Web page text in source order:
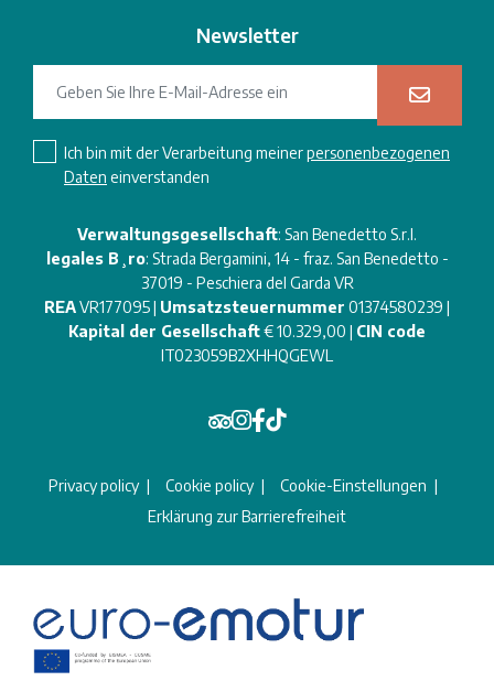
Newsletter
Ich bin mit der Verarbeitung meinerpersonenbezogenen
Daten einverstanden
Verwaltungsgesellschaft: San Benedetto S.r.l.
legales B¸ro: Strada Bergamini, 14 - fraz. San Benedetto -
37019 - Peschiera del Garda VR
REAVR177095 | Umsatzsteuernummer 01374580239 |
Kapital der Gesellschaft€ 10.329,00 | CIN code
IT023059B2XHHQGEWL
Privacy policy Cookie policy
Cookie-Einstellungen
Erklärung zur Barrierefreiheit